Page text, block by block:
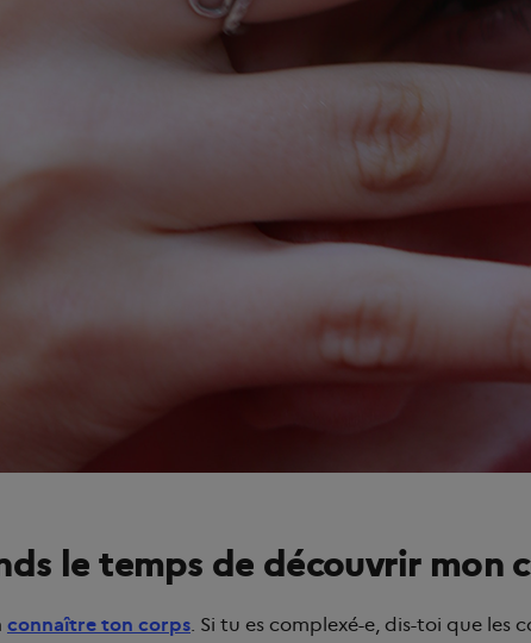
le temps de découvrir mon
connaître ton corps. Si tu es complexé-e, dis-toi que les